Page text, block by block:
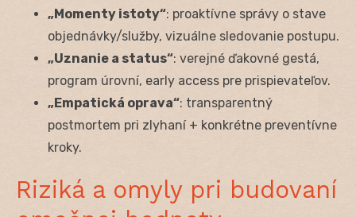
„Momenty istoty“: proaktívne správy o stave
objednávky/služby, vizuálne sledovanie postupu.
„Uznanie a status“: verejné ďakovné gestá,
program úrovní, early access pre prispievateľov.
„Empatická oprava“: transparentný
postmortem pri zlyhaní + konkrétne preventívne
kroky.
Riziká a omyly pri budovaní